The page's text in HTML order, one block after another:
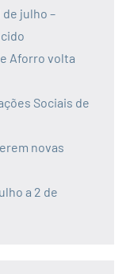
julho –
Aforro volta
Sociais de
novas
a 2 de